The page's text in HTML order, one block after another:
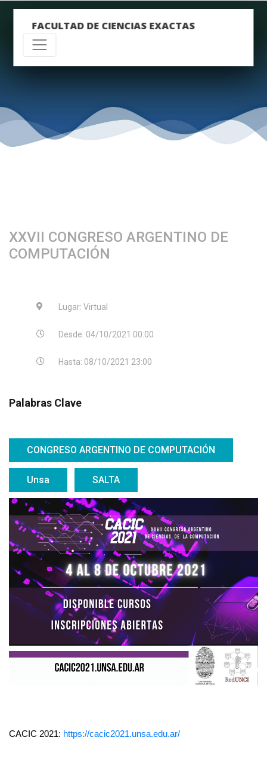
FACULTAD DE CIENCIAS EXACTAS
XXVII CONGRESO ARGENTINO DE
COMPUTACIÓN
Lugar: Virtual
Desde: 04/10/2021 00:00
Hasta: 08/10/2021 23:00
Palabras Clave
CONGRESO ARGENTINO DE COMPUTACIÓN
Unsa SALTA
CACIC 2021: https://cacic2021.unsa.edu.ar/